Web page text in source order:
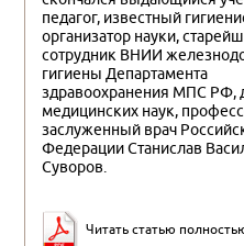
педагог, известный
организатор науки,
сотрудник ВНИИ
гигиены Де­партамента
здравоохранения МПС РФ,
медицинских наук,
заслуженный врач
Федерации Станислав
Суворов.
Читать статью